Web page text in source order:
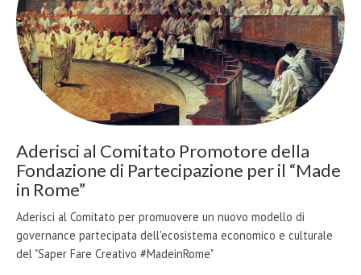
Aderisci al Comitato Promotore della
Fondazione di Partecipazione per il “Made
in Rome”
Aderisci al Comitato per promuovere un nuovo modello di
governance partecipata dell'ecosistema economico e culturale
del "Saper Fare Creativo #MadeinRome"